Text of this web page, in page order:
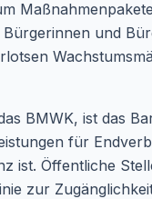
und
BMWK, ist das
für
ist. Öffentliche
zur